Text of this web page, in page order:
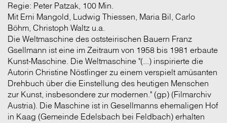
Regie: Peter Patzak, 100 Min.
Mit Erni Mangold, Ludwig Thiessen, Maria Bil, Carlo
Böhm, Christoph Waltz u.a.
Die Weltmaschine des oststeirischen Bauern Franz
Gsellmann ist eine im Zeitraum von 1958 bis 1981 erbaute
Kunst-Maschine. Die Weltmaschine "(...) inspirierte die
Autorin Christine Nöstlinger zu einem verspielt amüsanten
Drehbuch über die Einstellung des heutigen Menschen
zur Kunst, insbesondere zur modernen." (gp) (Filmarchiv
Austria). Die Maschine ist in Gesellmanns ehemaligen Hof
in Kaag (Gemeinde Edelsbach bei Feldbach) erhalten